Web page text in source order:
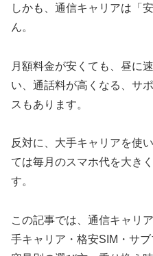
しかも、通信キャリアは「
ん。
月額料金が安くても、昼に
い、通話料が高くなる、サ
スもあります。
反対に、大手キャリアを使
ては毎月のスマホ代を大き
す。
この記事では、通信キャリ
手キャリア・格安SIM・サ